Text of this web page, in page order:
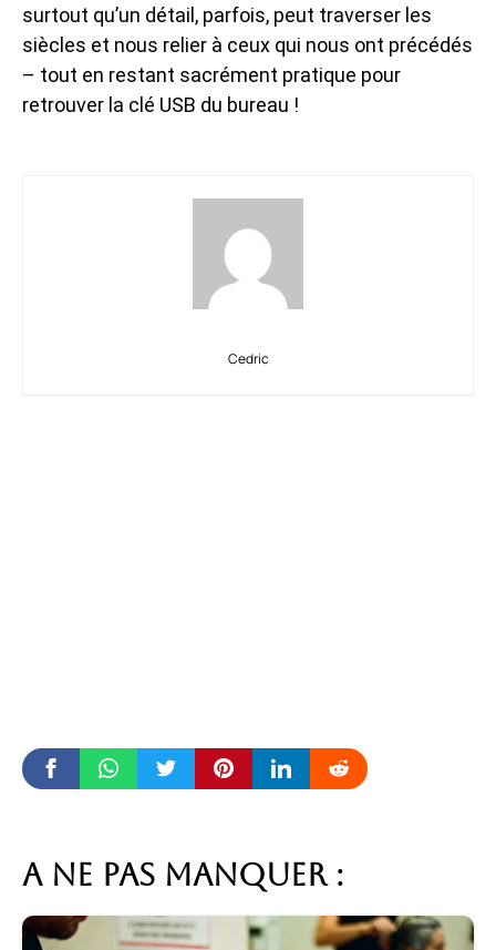
surtout qu’un détail, parfois, peut traverser les
siècles et nous relier à ceux qui nous ont précédés
– tout en restant sacrément pratique pour
retrouver la clé USB du bureau !
Cedric
A ne pas manquer :